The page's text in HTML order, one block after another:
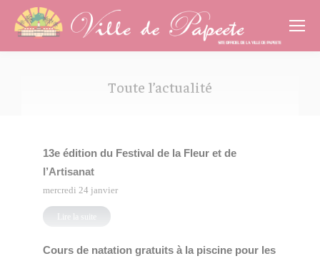
Toute l’actualité
13e édition du Festival de la Fleur et de
l’Artisanat
mercredi 24 janvier
Lire la suite
Cours de natation gratuits à la piscine pour les
Cookies management panel